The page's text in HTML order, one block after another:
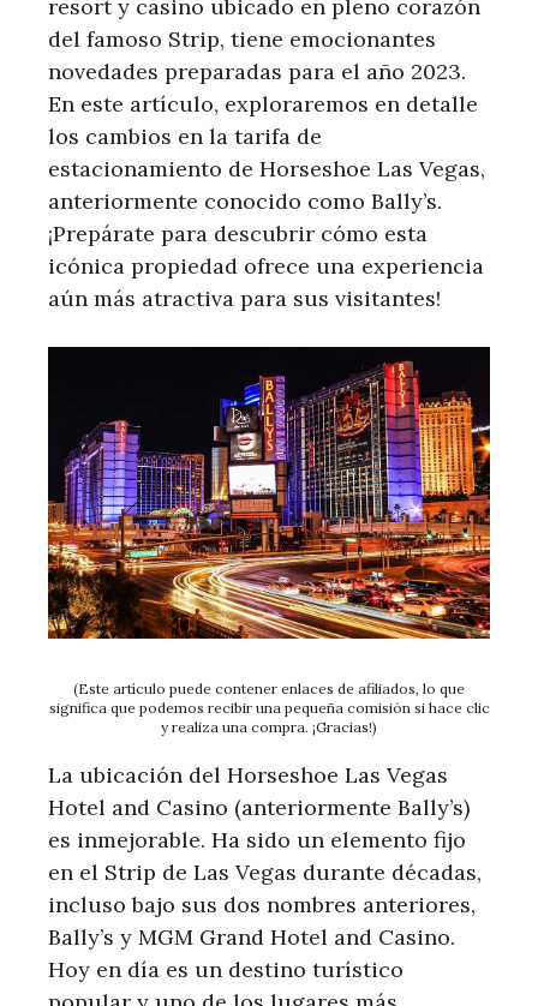
resort y casino ubicado en pleno corazón
del famoso Strip, tiene emocionantes
novedades preparadas para el año 2023.
En este artículo, exploraremos en detalle
los cambios en la tarifa de
estacionamiento de Horseshoe Las Vegas,
anteriormente conocido como Bally’s.
¡Prepárate para descubrir cómo esta
icónica propiedad ofrece una experiencia
aún más atractiva para sus visitantes!
(Este artículo puede contener enlaces de afiliados, lo que
significa que podemos recibir una pequeña comisión si hace clic
y realiza una compra. ¡Gracias!)
La ubicación del Horseshoe Las Vegas
Hotel and Casino (anteriormente Bally’s)
es inmejorable. Ha sido un elemento fijo
en el Strip de Las Vegas durante décadas,
incluso bajo sus dos nombres anteriores,
Bally’s y MGM Grand Hotel and Casino.
Hoy en día es un destino turístico